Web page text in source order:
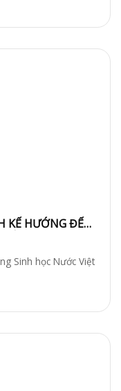
KẾ HƯỚNG ĐẾN
Sinh học Nước Việt